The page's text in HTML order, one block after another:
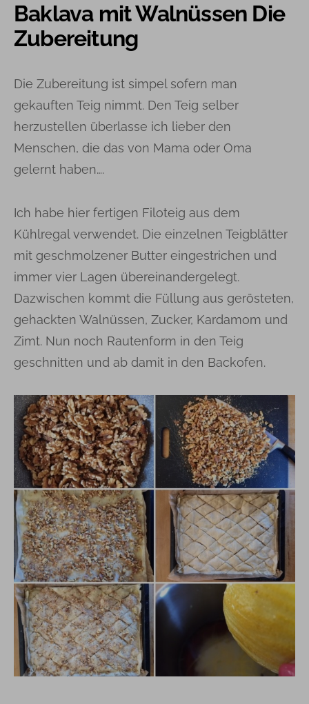
Baklava mit Walnüssen Die
Zubereitung
Die Zubereitung ist simpel sofern man
gekauften Teig nimmt. Den Teig selber
herzustellen überlasse ich lieber den
Menschen, die das von Mama oder Oma
gelernt haben….
Ich habe hier fertigen Filoteig aus dem
Kühlregal verwendet. Die einzelnen Teigblätter
mit geschmolzener Butter eingestrichen und
immer vier Lagen übereinandergelegt.
Dazwischen kommt die Füllung aus gerösteten,
gehackten Walnüssen, Zucker, Kardamom und
Zimt. Nun noch Rautenform in den Teig
geschnitten und ab damit in den Backofen.